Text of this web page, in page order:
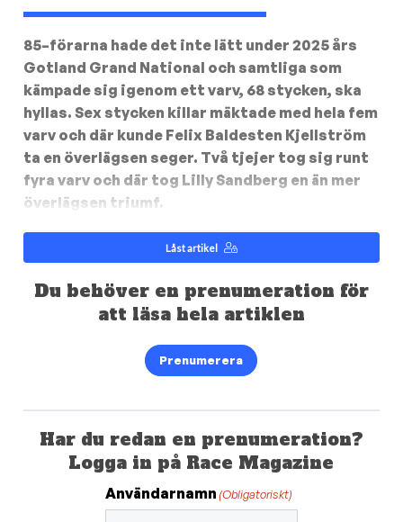
85–förarna hade det inte lätt under 2025 års
Gotland Grand National och samtliga som
kämpade sig igenom ett varv, 68 stycken, ska
hyllas. Sex stycken killar mäktade med hela fem
varv och där kunde Felix Baldesten Kjellström
ta en överlägsen seger. Två tjejer tog sig runt
fyra varv och där tog Lilly Sandberg en än mer
överlägsen triumf.
Låst artikel
Du behöver en prenumeration för
att läsa hela artiklen
Prenumerera
Har du redan en prenumeration?
Logga in på Race Magazine
Användarnamn (Obligatoriskt)